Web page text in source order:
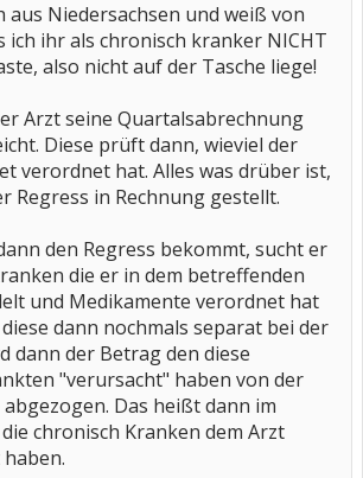
aus Niedersachsen und weiß von
ich ihr als chronisch kranker NICHT
also nicht auf der Tasche liege!
Arzt seine Quartalsabrechnung
Diese prüft dann, wieviel der
verordnet hat. Alles was drüber ist,
Regress in Rechnung gestellt.
den Regress bekommt, sucht er
die er in dem betreffenden
und Medikamente verordnet hat
dann nochmals separat bei der
dann der Betrag den diese
"verursacht" haben von der
Das heißt dann im
chronisch Kranken dem Arzt